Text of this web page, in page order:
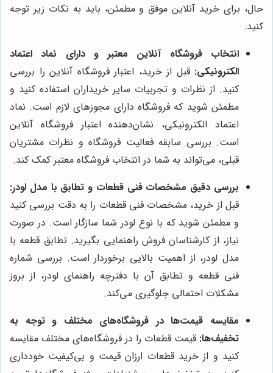
حال، برای خرید آنلاین موفق و مطمئن، باید به نکات زیر توجه
کنید:
انتخاب فروشگاه آنلاین معتبر و دارای نماد اعتماد
الکترونیکی: قبل از خرید، اعتبار فروشگاه آنلاین را بررسی
کنید. از نظرات و تجربیات سایر خریداران استفاده کنید و
مطمئن شوید که فروشگاه دارای مجوزهای لازم است. نماد
اعتماد الکترونیکی، نشان‌دهنده اعتبار فروشگاه آنلاین
است. بررسی سابقه فعالیت فروشگاه و نظرات مشتریان
قبلی، می‌تواند به شما در انتخاب فروشگاه معتبر کمک کند.
بررسی دقیق مشخصات فنی قطعات و تطابق با مدل لودر:
قبل از خرید، مشخصات فنی قطعات را به دقت بررسی کنید
و مطمئن شوید که با نوع لودر شما سازگار است. در صورت
نیاز، از کارشناسان فروش راهنمایی بگیرید. تطابق قطعه با
مدل لودر، از اهمیت بالایی برخوردار است. بررسی شماره
فنی قطعه و تطابق آن با دفترچه راهنمای لودر، از بروز
مشکلات احتمالی جلوگیری می‌کند.
مقایسه قیمت‌ها در فروشگاه‌های مختلف و توجه به
تخفیف‌ها: قیمت قطعات را در فروشگاه‌های مختلف مقایسه
کنید و از خرید قطعات ارزان قیمت و بی‌کیفیت خودداری